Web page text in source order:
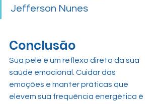
Jefferson Nunes
Conclusão
Sua pele é um reflexo direto da sua
saúde emocional. Cuidar das
emoções e manter práticas que
elevem sua frequência energética é